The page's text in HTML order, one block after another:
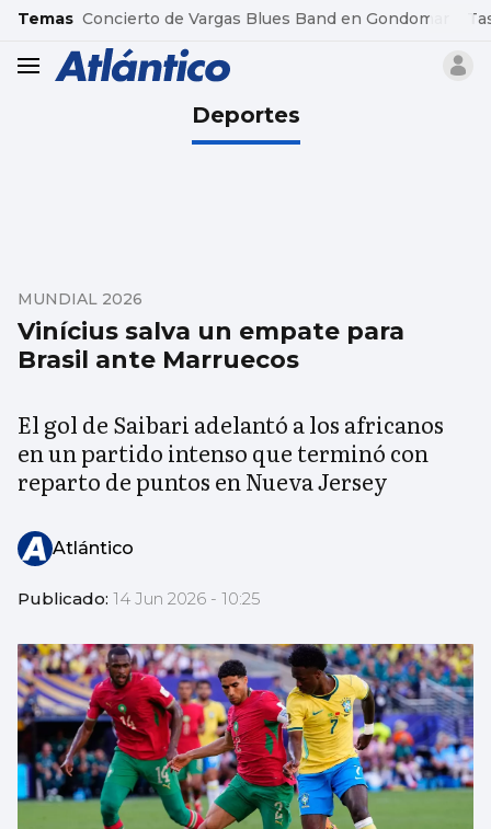
common.go-to-content
Temas Concierto de Vargas Blues Band en Gondomar
header.menu.open
Deportes
Vinícius salva un empate para
Brasil ante Marruecos
MUNDIAL 2026
El gol de Saibari adelantó a los africanos
en un partido intenso que terminó con
reparto de puntos en Nueva Jersey
Atlántico
Publicado: 14 Jun 2026 - 10:25